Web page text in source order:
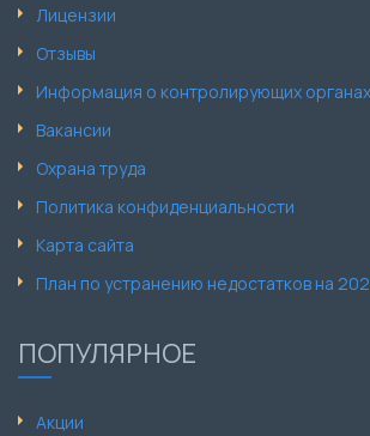
Лицензии
Отзывы
Информация о контролирующих органах
Вакансии
Охрана труда
Политика конфиденциальности
Карта сайта
План по устранению недостатков на
ПОПУЛЯРНОЕ
Акции